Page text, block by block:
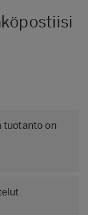
tuotanto on